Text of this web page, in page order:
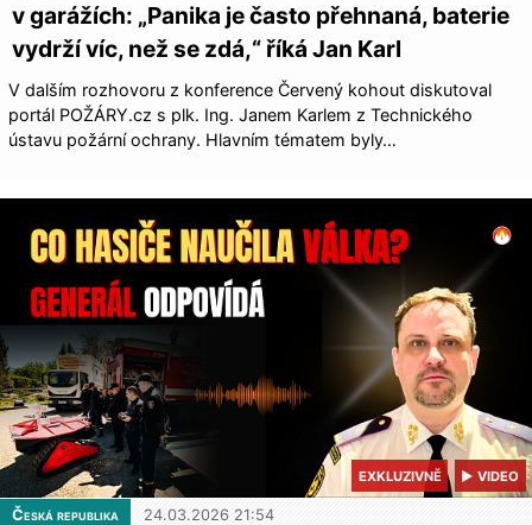
v garážích: „Panika je často přehnaná, baterie
vydrží víc, než se zdá,“ říká Jan Karl
V dalším rozhovoru z konference Červený kohout diskutoval
portál POŽÁRY.cz s plk. Ing. Janem Karlem z Technického
ústavu požární ochrany. Hlavním tématem byly…
▶ VIDEO
EXKLUZIVNĚ
Česká republika 24.03.2026 21:54